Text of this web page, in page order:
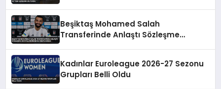
Beşiktaş Mohamed Salah
Transferinde Anlaştı Sözleşme
Kadınlar Euroleague 2026-27 Sezonu
Grupları Belli Oldu